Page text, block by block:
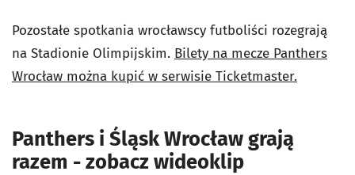
Pozostałe spotkania wrocławscy futboliści rozegrają
na Stadionie Olimpijskim. Bilety na mecze Panthers
Wrocław można kupić w serwisie Ticketmaster.
Panthers i Śląsk Wrocław grają
razem - zobacz wideoklip